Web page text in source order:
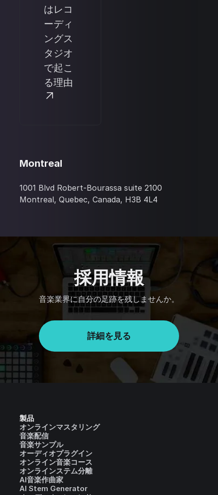
はレコ
ーディ
ングス
タジオ
で起こ
る理由
Montreal
1001 Blvd Robert-Bourassa suite 2100
Montreal, Quebec, Canada, H3B 4L4
採用情報
音楽業界に自分の足跡を残しませんか。
詳細を見る
製品
オンラインマスタリング
音楽配信
音楽サンプル
オーディオプラグイン
オンライン音楽コース
オンラインステム分離
AI音楽作曲家
AI Stem Generator